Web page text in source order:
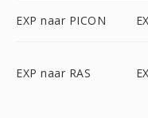
EXP naar PICON
EXP naar RAS